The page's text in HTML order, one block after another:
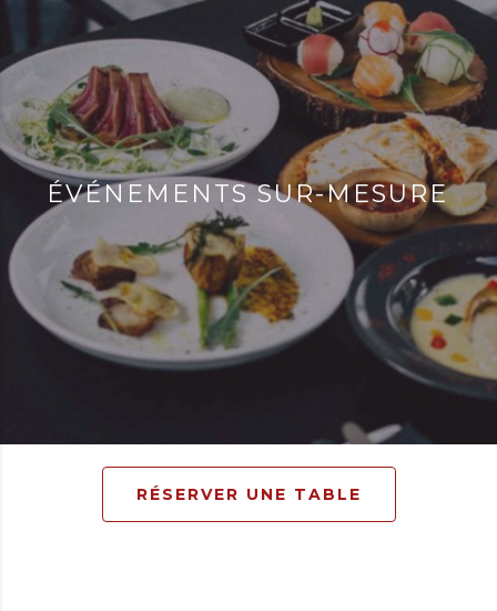
ÉVÉNEMENTS SUR-MESURE
RÉSERVER UNE TABLE